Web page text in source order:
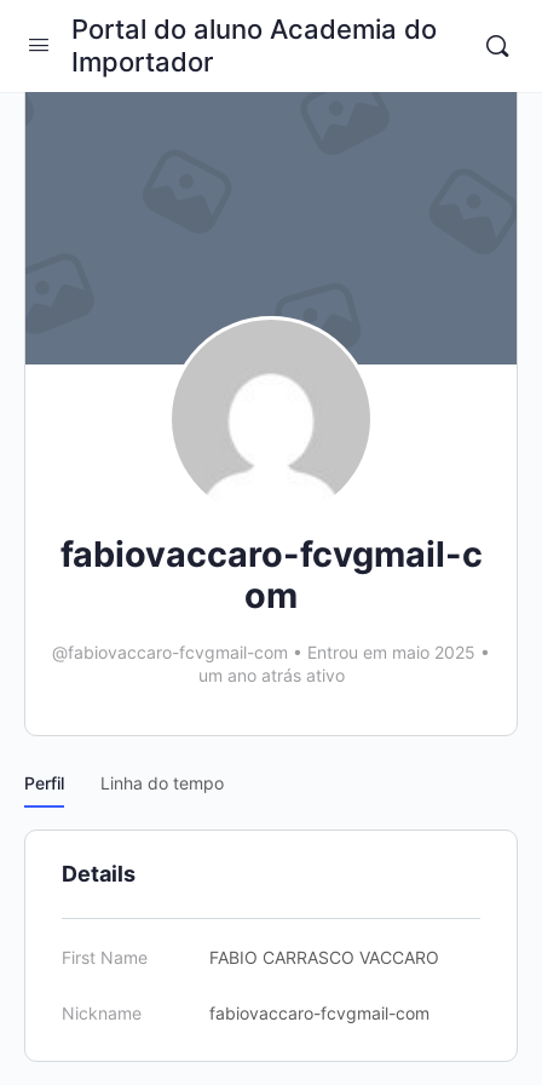
Portal do aluno Academia do
Importador
fabiovaccaro-fcvgmail-c
om
@fabiovaccaro-fcvgmail-com • Entrou em maio 2025 •
um ano atrás ativo
Perfil Linha do tempo
Details
First Name FABIO CARRASCO VACCARO
Nickname fabiovaccaro-fcvgmail-com